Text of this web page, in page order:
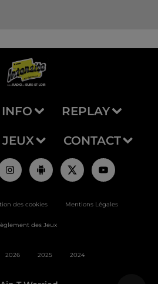
INFO REPLAY
JEUX CONTACT
des cookies Mentions Légales
des Jeux
2026 2025 2024